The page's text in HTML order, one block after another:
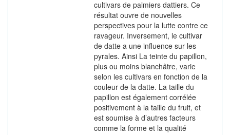
cultivars de palmiers dattiers. Ce
résultat ouvre de nouvelles
perspectives pour la lutte contre ce
ravageur. Inversement, le cultivar
de datte a une influence sur les
pyrales. Ainsi La teinte du papillon,
plus ou moins blanchâtre, varie
selon les cultivars en fonction de la
couleur de la datte. La taille du
papillon est également corrélée
positivement à la taille du fruit, et
est soumise à d’autres facteurs
comme la forme et la qualité